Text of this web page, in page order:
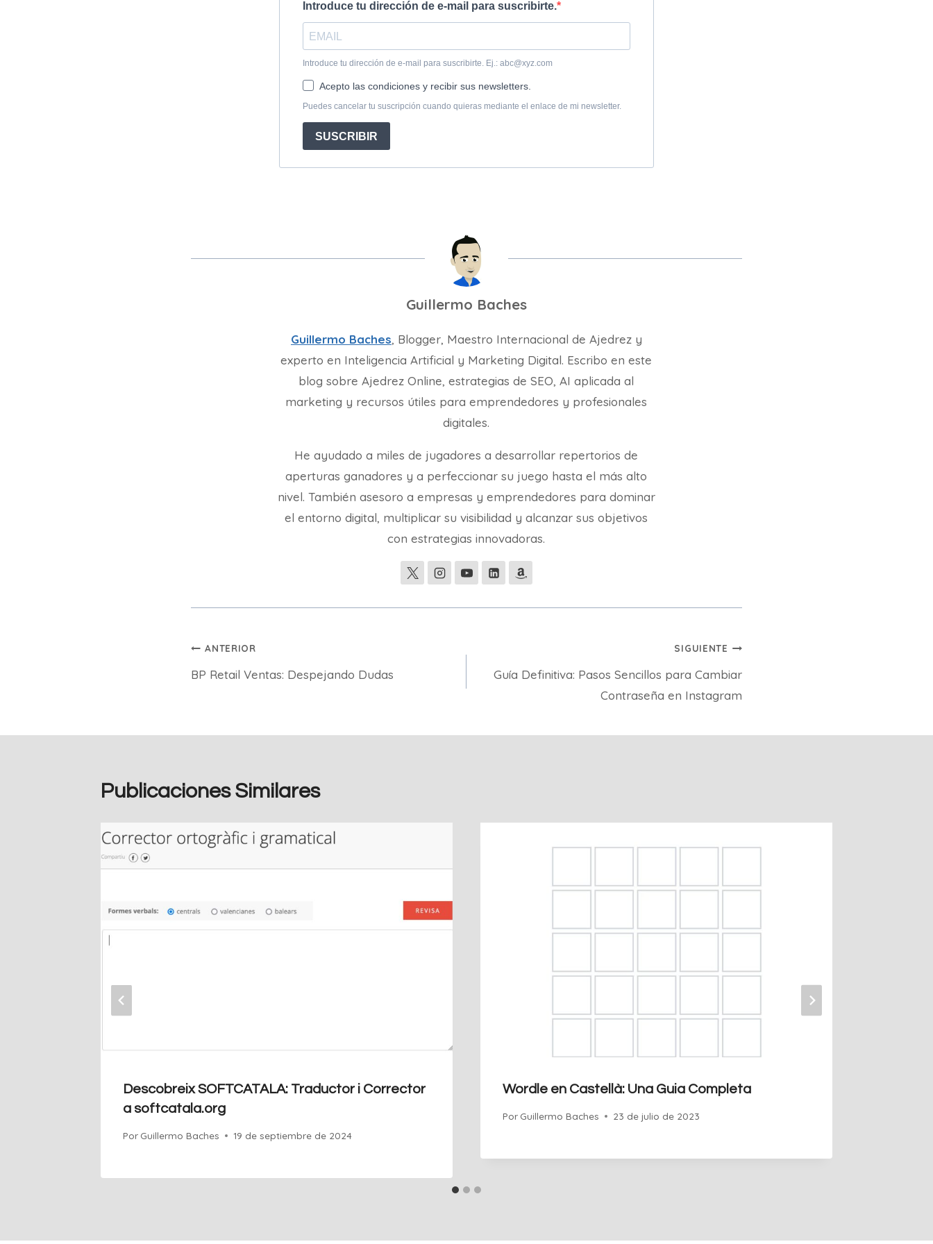
Guillermo Baches
Guillermo Baches, Blogger, Maestro Internacional de Ajedrez y
experto en Inteligencia Artificial y Marketing Digital. Escribo en este
blog sobre Ajedrez Online, estrategias de SEO, AI aplicada al
marketing y recursos útiles para emprendedores y profesionales
digitales.
He ayudado a miles de jugadores a desarrollar repertorios de
aperturas ganadores y a perfeccionar su juego hasta el más alto
nivel. También asesoro a empresas y emprendedores para dominar
el entorno digital, multiplicar su visibilidad y alcanzar sus objetivos
con estrategias innovadoras.
Navegación
de
ANTERIOR
BP Retail Ventas: Despejando Dudas
SIGUIENTE
Guía Definitiva: Pasos Sencillos para Cambiar
Contraseña en Instagram
Publicaciones Similares
Descobreix SOFTCATALA: Traductor i Corrector
a softcatala.org
Por Guillermo Baches 19 de septiembre de 2024
Wordle en Castellà: Una Guia Completa
Por Guillermo Baches 23 de julio de 2023